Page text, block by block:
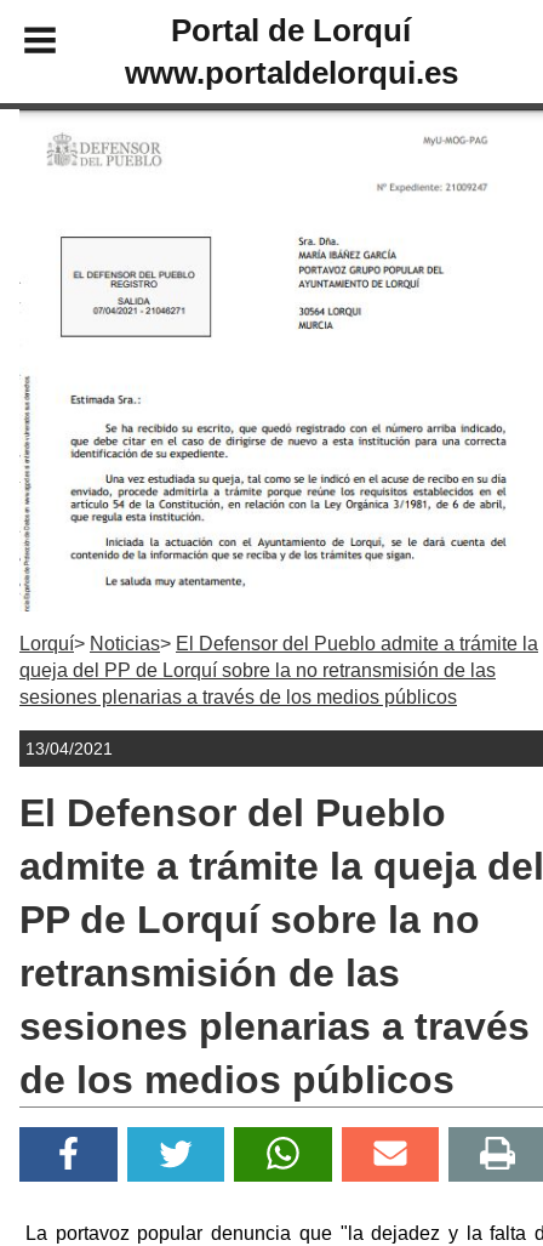
Portal de Lorquí
www.portaldelorqui.es
Lorquí Noticias
El Defensor del Pueblo admite a trámite la
queja del PP de Lorquí sobre la no retransmisión de las
sesiones plenarias a través de los medios públicos
13/04/2021
El Defensor del Pueblo
admite a trámite la queja del
PP de Lorquí sobre la no
retransmisión de las
sesiones plenarias a través
de los medios públicos
La portavoz popular denuncia que "la dejadez y la falta